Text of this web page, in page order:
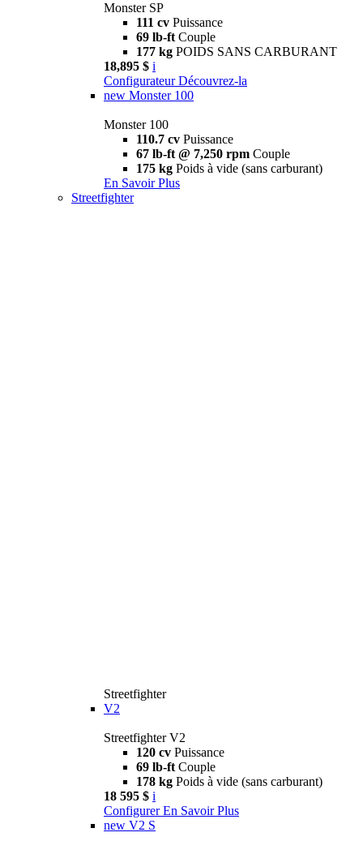
Monster SP
111 cv Puissance
69 lb-ft Couple
177 kg POIDS SANS CARBURANT
18,895 $ i
Configurateur Découvrez-la
new Monster 100
Monster 100
110.7 cv Puissance
67 lb-ft @ 7,250 rpm Couple
175 kg Poids à vide (sans carburant)
En Savoir Plus
Streetfighter
Streetfighter
V2
Streetfighter V2
120 cv Puissance
69 lb-ft Couple
178 kg Poids à vide (sans carburant)
18 595 $ i
Configurer En Savoir Plus
new V2 S